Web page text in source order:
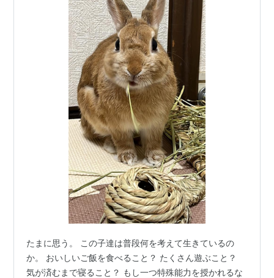
たまに思う。 この子達は普段何を考えて生きているの
か。 おいしいご飯を食べること？ たくさん遊ぶこと？
気が済むまで寝ること？ もし一つ特殊能力を授かれるな